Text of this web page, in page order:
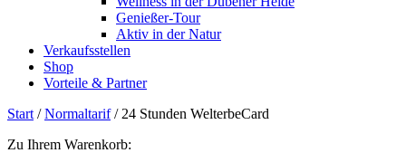
Genießer-Tour
Aktiv in der Natur
Verkaufsstellen
Shop
Vorteile & Partner
Start /Normaltarif/ 24 Stunden WelterbeCard
Zu Ihrem Warenkorb: